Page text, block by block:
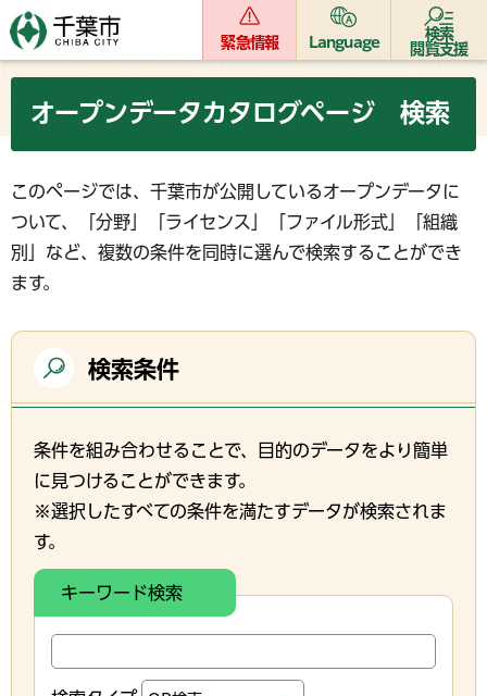
緊急情報 Language
検索
閲覧支援
オープンデータカタログページ 検索
このページでは、千葉市が公開しているオープンデータに
ついて、「分野」「ライセンス」「ファイル形式」「組織
別」など、複数の条件を同時に選んで検索することができ
ます。
検索条件
条件を組み合わせることで、目的のデータをより簡単
に見つけることができます。
※選択したすべての条件を満たすデータが検索されま
す。
キーワード検索